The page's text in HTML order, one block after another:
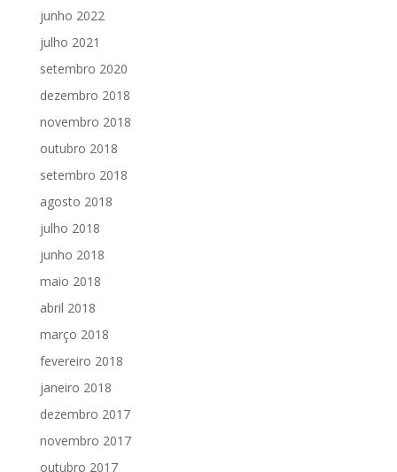
junho 2022
julho 2021
setembro 2020
dezembro 2018
novembro 2018
outubro 2018
setembro 2018
agosto 2018
julho 2018
junho 2018
maio 2018
abril 2018
março 2018
fevereiro 2018
janeiro 2018
dezembro 2017
novembro 2017
outubro 2017